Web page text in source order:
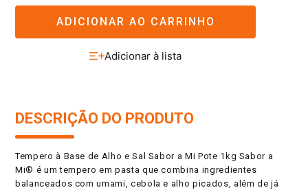
ADICIONAR AO CARRINHO
DESCRIÇÃO DO PRODUTO
Tempero à Base de Alho e Sal Sabor a Mi Pote 1kg Sabor a
Mi® é um tempero em pasta que combina ingredientes
balanceados com umami, cebola e alho picados, além de já